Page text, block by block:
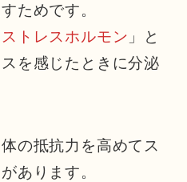
ためです。
ストレスホルモン 」と
を感じたときに分泌
の抵抗力を高めてス
あります。